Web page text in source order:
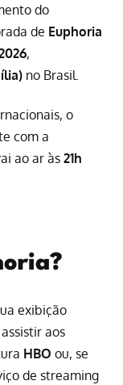
do
de Euphoria
,
no Brasil.
o
com a
ao ar às 21h
exibição
aos
HBO ou, se
de streaming